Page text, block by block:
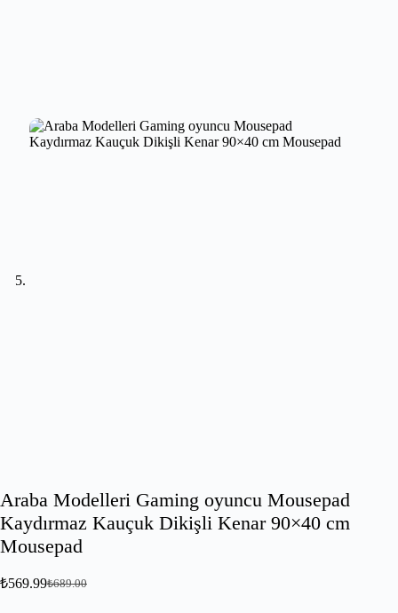
Araba Modelleri Gaming oyuncu Mousepad
Kaydırmaz Kauçuk Dikişli Kenar 90×40 cm
Mousepad
₺689.00
₺569.99